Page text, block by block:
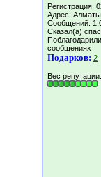
Регистрация:
Адрес: Алматы
Сообщений:
Сказал(а)
сообщениях
Подарков: 2
Вес репутации: